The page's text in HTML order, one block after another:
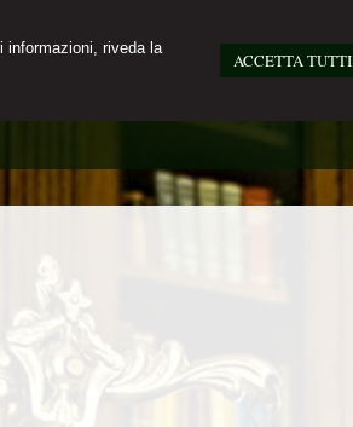
informazioni, riveda la
ACCETTA TUTTI